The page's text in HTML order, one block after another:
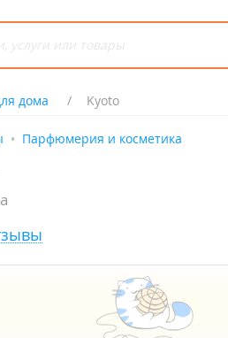
дома Kyoto
Парфюмерия и косметика